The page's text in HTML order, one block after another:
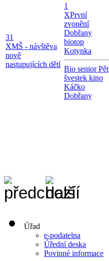
31
XMŠ - návštěva
nově
nastupujících dětí
1
XPrvní
zvonění
Dobřany
biotop
Kotynka
Bio senior Pět
švestek kino
Káčko
Dobřany
Úřad
e-podatelna
Úřední deska
Povinné informace